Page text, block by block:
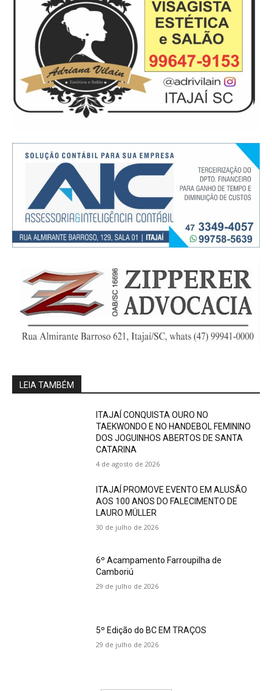
LEIA TAMBÉM
ITAJAÍ CONQUISTA OURO NO
TAEKWONDO E NO HANDEBOL FEMININO
DOS JOGUINHOS ABERTOS DE SANTA
CATARINA
4 de agosto de 2026
ITAJAÍ PROMOVE EVENTO EM ALUSÃO
AOS 100 ANOS DO FALECIMENTO DE
LAURO MÜLLER
30 de julho de 2026
6º Acampamento Farroupilha de
Camboriú
29 de julho de 2026
5º Edição do BC EM TRAÇOS
29 de julho de 2026